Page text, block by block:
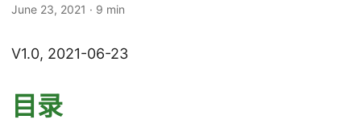
June 23, 2021 · 9 min
V1.0, 2021-06-23
目录